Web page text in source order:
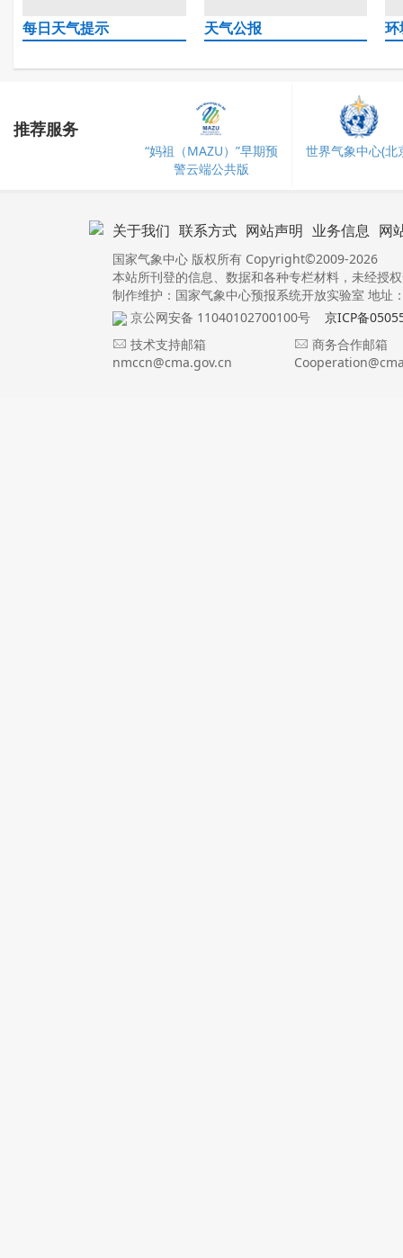
每日天气提示 天气公报
推荐服务
“妈祖（MAZU）”早期预
警云端公共版
世界气象中心(北
关于我们 联系方式 网站声明 业务信息 网
国家气象中心 版权所有 Copyright©2009-2026
本站所刊登的信息、数据和各种专栏材料，未经授
制作维护：国家气象中心预报系统开放实验室 地址
京公网安备 11040102700100号
京ICP备
技术支持邮箱
nmccn@cma.gov.cn
商务合作邮箱